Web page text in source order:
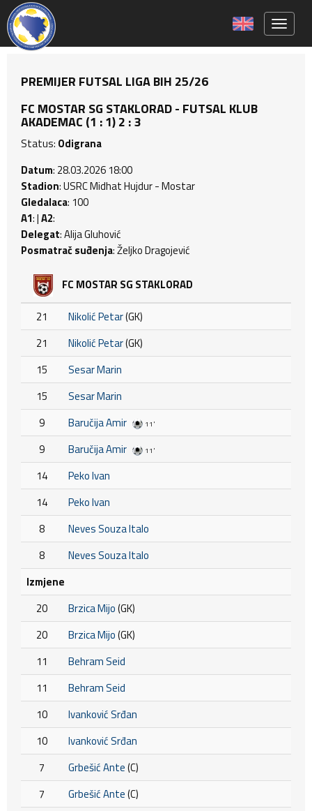
PREMIJER FUTSAL LIGA BIH 25/26
FC MOSTAR SG STAKLORAD - FUTSAL KLUB
AKADEMAC (1 : 1) 2 : 3
Status: Odigrana
Datum: 28.03.2026 18:00
Stadion: USRC Midhat Hujdur - Mostar
Gledalaca: 100
A1: |A2:
Delegat: Alija Gluhović
Posmatrač suđenja: Željko Dragojević
FC MOSTAR SG STAKLORAD
21 Nikolić Petar(GK)
21
Nikolić Petar(GK)
15
Sesar Marin
15
Sesar Marin
9
Baručija Amir 11'
9 Baručija Amir 11'
14
Peko Ivan
14
Peko Ivan
8
Neves Souza Italo
8
Neves Souza Italo
Izmjene
20
Brzica Mijo(GK)
20
Brzica Mijo(GK)
11
Behram Seid
11
Behram Seid
10
Ivanković Srđan
10
Ivanković Srđan
7
Grbešić Ante(C)
7
Grbešić Ante(C)